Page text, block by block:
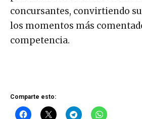
concursantes, convirtiendo
los momentos más
competencia.